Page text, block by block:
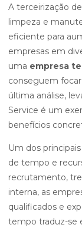
A terceirização
limpeza e
eficiente para
empresas em
uma empresa
conseguem
última análise,
Service é um
benefícios
Um dos
de tempo e
recrutamento,
interna, as
qualificados e
tempo traduz-se